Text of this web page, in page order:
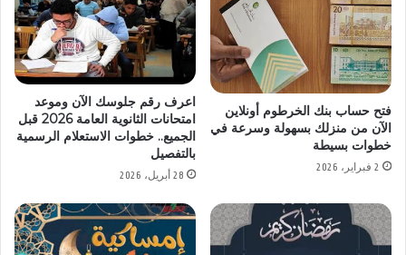
فتح حساب بنك الخرطوم أونلاين
الآن من منزلك بسهولة وسرعة في
خطوات بسيطة
2 فبراير، 2026
اعرف رقم جلوسك الآن وموعد
امتحانات الثانوية العامة 2026 قبل
الجميع.. خطوات الاستعلام الرسمية
بالتفصيل
28 أبريل، 2026